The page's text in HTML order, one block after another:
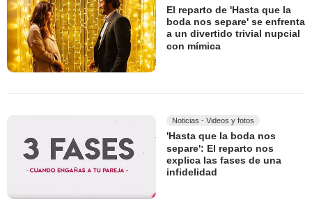
El reparto de 'Hasta que la
boda nos separe' se enfrenta
a un divertido trivial nupcial
con mímica
Noticias - Videos y fotos
'Hasta que la boda nos
separe': El reparto nos
explica las fases de una
infidelidad